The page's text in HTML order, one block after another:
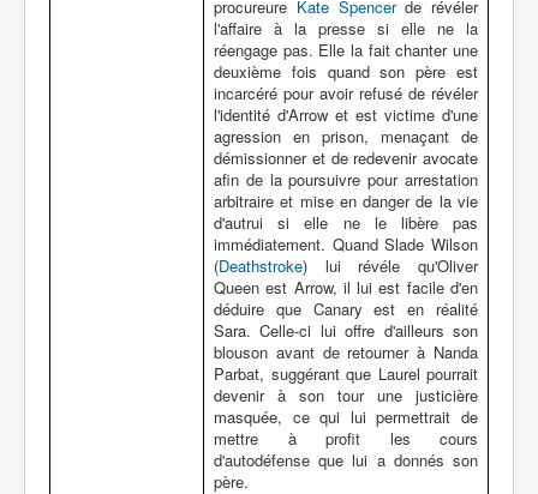
procureure Kate Spencerde révéler
l'affaire à la presse si elle ne la
réengage pas. Elle la fait chanter une
deuxième fois quand son père est
incarcéré pour avoir refusé de révéler
l'identité d'Arrow et est victime d'une
agression en prison, menaçant de
démissionner et de redevenir avocate
afin de la poursuivre pour arrestation
arbitraire et mise en danger de la vie
d'autrui si elle ne le libère pas
immédiatement. Quand Slade Wilson
(Deathstroke) lui révéle qu'Oliver
Queen est Arrow, il lui est facile d'en
déduire que Canary est en réalité
Sara. Celle-ci lui offre d'ailleurs son
blouson avant de retourner à Nanda
Parbat, suggérant que Laurel pourrait
devenir à son tour une justicière
masquée, ce qui lui permettrait de
mettre à profit les cours
d'autodéfense que lui a donnés son
père.